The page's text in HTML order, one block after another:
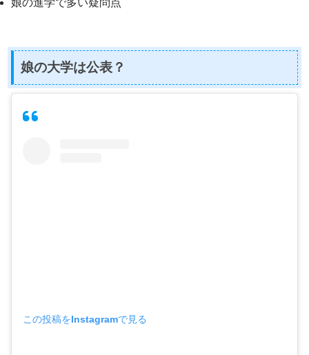
娘の進学で多い疑問点
娘の大学は公表？
この投稿をInstagramで見る